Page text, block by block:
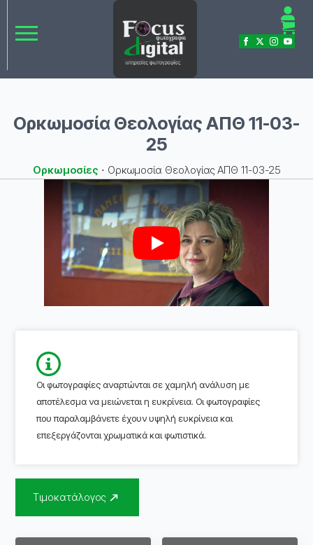
Ορκωμοσία Θεολογίας ΑΠΘ 11-03-
25
Ορκωμοσίες ⋅ Ορκωμοσία Θεολογίας ΑΠΘ 11-03-25
Play
Οι φωτογραφίες αναρτώνται σε χαμηλή ανάλυση με
αποτέλεσμα να μειώνεται η ευκρίνεια. Οι φωτογραφίες
που παραλαμβάνετε έχουν υψηλή ευκρίνεια και
επεξεργάζονται χρωματικά και φωτιστικά.
Τιμοκατάλογος